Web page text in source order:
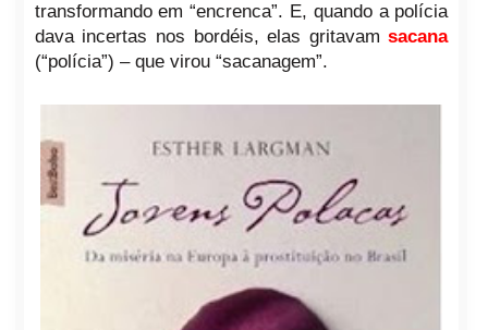
transformando em “encrenca”. E, quando a polícia
dava incertas nos bordéis, elas gritavamsacana
(“polícia”) – que virou “sacanagem”.